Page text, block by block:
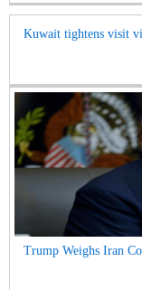
Kuwait tightens visit
Trump Weighs Iran